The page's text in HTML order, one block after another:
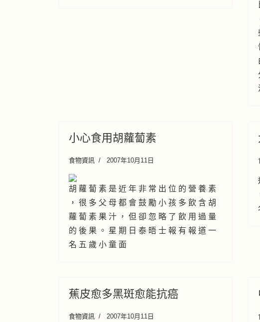
小心食用胡蘿蔔素
食物資訊 2007年10月11日
胡 蘿 蔔 素 是 近 年 非 常 出 位 的 營 養 素
， 很 多 父 母 都 會 鼓 勵 小 孩 多 飲 含 胡
蘿 蔔 素 果 汁 ， 但 卻 忽 略 了 飲 用 過 量
的 後 果 。 星 期 日 泰 晤 士 報 有 報 道 一
名 五 歲 小 童 面
蕉皮愈多黑斑愈能抗癌
食物資訊 2007年10月11日